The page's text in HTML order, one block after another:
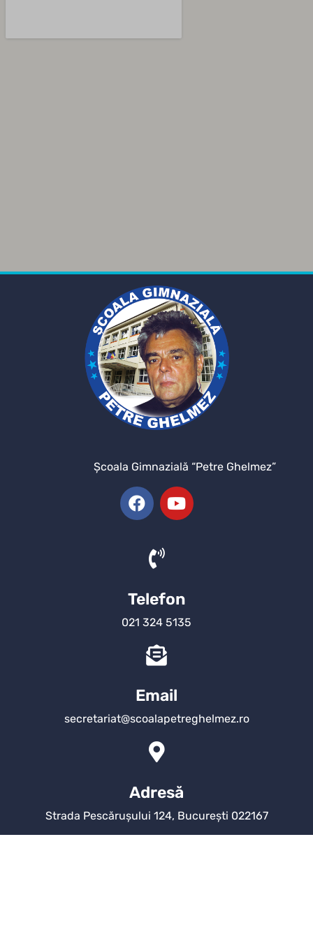
Şcoala Gimnazială “Petre Ghelmez”
Telefon
021 324 5135
Email
secretariat@scoalapetreghelmez.ro
Adresă
Strada Pescărușului 124, București 022167